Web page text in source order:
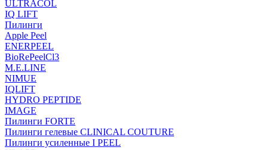
ULTRACOL
IQ LIFT
Пилинги
Apple Peel
ENERPEEL
BioRePeelCl3
M.E.LINE
NIMUE
IQLIFT
HYDRO PEPTIDE
IMAGE
Пилинги FORTE
Пилинги гелевые CLINICAL COUTURE
Пилинги усиленные I PEEL